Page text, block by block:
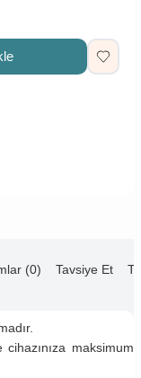
(0) Tavsiye Et
maksimum